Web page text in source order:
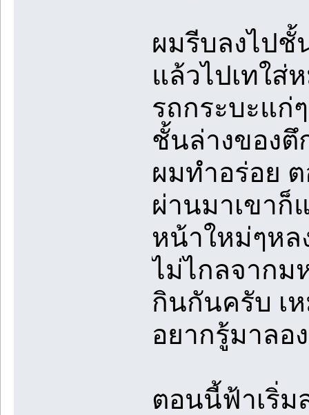
ผมรีบลงไปชั้
แล้วไปเทใส่
รถกระบะแก่
ชั้นล่างของ
ผมทำอร่อย
ผ่านมาเขาก็
หน้าใหม่ๆห
ไม่ไกลจาก
กินกันครับ เ
อยากรู้มาลอ
ตอนนี้ฟ้าเริ่ม